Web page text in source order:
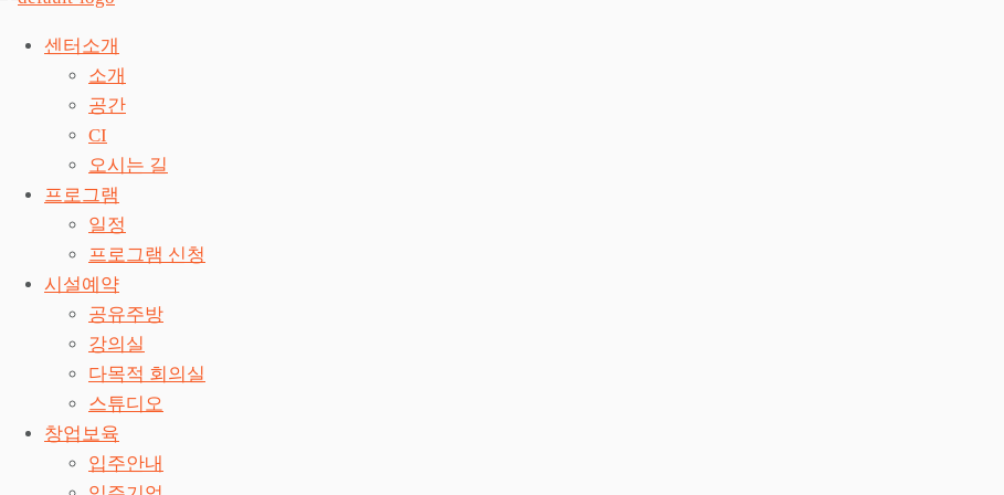
센터소개
소개
공간
CI
오시는 길
프로그램
일정
프로그램 신청
시설예약
공유주방
강의실
다목적 회의실
스튜디오
창업보육
입주안내